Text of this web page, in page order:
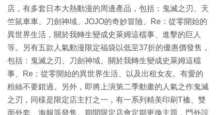
店，有多套日本大熱動漫的周邊產品，包括：鬼滅之刃、天
竺鼠車車、刀劍神域、JOJO的奇妙冒險、Re：從零開始的
異世界生活，關於我轉生變成史萊姆這檔事、進擊的巨人
等。另有五款人氣動漫限定福袋以低至37折的優惠價發售，
包括：鬼滅之刃、刀劍神域、關於我轉生變成史萊姆這檔
事、Re：從零開始的異世界生活、以及出租女友。有愛的
粉絲不要錯過。另外，即將上演第二季動畫的人氣之作鬼滅
之刃，同樣是限定店主打之一，有一系列精美印刷T裇、雙
面外套、海報等發售。期間限定店會定期更換主題，門外設